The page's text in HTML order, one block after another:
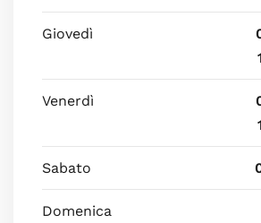
Giovedì
Venerdì
Sabato
Domenica